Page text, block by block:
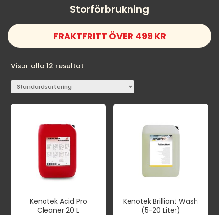
Storförbrukning
FRAKTFRITT ÖVER 499 KR
Visar alla 12 resultat
Kenotek Acid Pro
Cleaner 20 L
Kenotek Brilliant Wash
(5-20 Liter)
produkten
olika